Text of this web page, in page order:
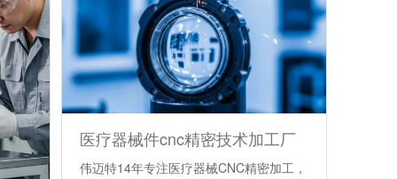
医疗器械件cnc精密技术加工厂
伟迈特14年专注医疗器械CNC精密加工，